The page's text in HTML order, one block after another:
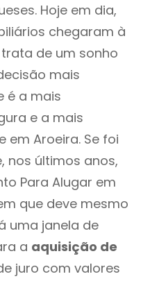
Hoje em dia,
chegaram à
de um sonho
mais
é a mais
e a mais
em Aroeira. Se foi
nos últimos anos,
Para Alugar em
que deve mesmo
uma janela de
a aquisição de
juro com valores